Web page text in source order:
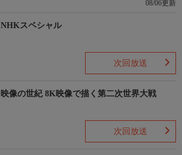
08/06更新
NHKスペシャル
次回放送
映像の世紀 8K映像で描く第二次世界大戦
次回放送